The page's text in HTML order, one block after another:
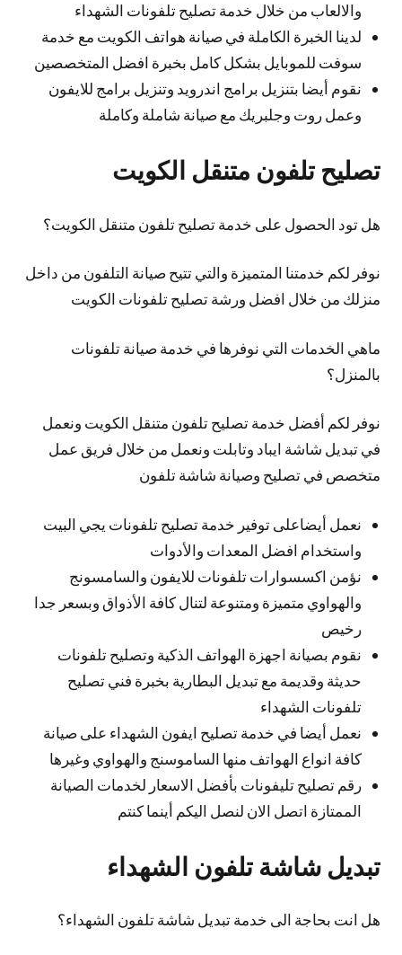
والالعاب من خلال خدمة تصليح تلفونات الشهداء
لدينا الخبرة الكاملة في صيانة هواتف الكويت مع خدمة
سوفت للموبايل بشكل كامل بخبرة افضل المتخصصين
نقوم أيضا بتنزيل برامج اندرويد وتنزيل برامج للايفون
وعمل روت وجلبريك مع صيانة شاملة وكاملة
تصليح تلفون متنقل الكويت
هل تود الحصول على خدمة تصليح تلفون متنقل الكويت؟
نوفر لكم خدمتنا المتميزة والتي تتيح صيانة التلفون من داخل
منزلك من خلال افضل ورشة تصليح تلفونات الكويت
ماهي الخدمات التي نوفرها في خدمة صيانة تلفونات
بالمنزل؟
نوفر لكم أفضل خدمة تصليح تلفون متنقل الكويت ونعمل
في تبديل شاشة ايباد وتابلت ونعمل من خلال فريق عمل
متخصص في تصليح وصيانة شاشة تلفون
نعمل أيضاعلى توفير خدمة تصليح تلفونات يجي البيت
واستخدام افضل المعدات والأدوات
نؤمن اكسسوارات تلفونات للايفون والسامسونج
والهواوي متميزة ومتنوعة لتنال كافة الأذواق وبسعر جدا
رخيص
نقوم بصيانة اجهزة الهواتف الذكية وتصليح تلفونات
حديثة وقديمة مع تبديل البطارية بخبرة فني تصليح
تلفونات الشهداء
نعمل أيضا في خدمة تصليح ايفون الشهداء على صيانة
كافة انواع الهواتف منها الساموسنج والهواوي وغيرها
رقم تصليح تليفونات بأفضل الاسعار لخدمات الصيانة
الممتازة اتصل الان لنصل اليكم أينما كنتم
تبديل شاشة تلفون الشهداء
هل انت بحاجة الى خدمة تبديل شاشة تلفون الشهداء؟